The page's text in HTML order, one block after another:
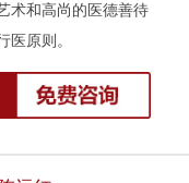
术和高尚的医德善待
医原则。